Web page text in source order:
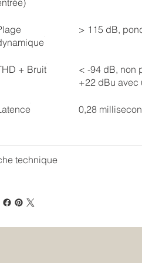
> 115 dB,
+ Bruit
< -94 dB, non
+22 dBu avec
0,28
technique